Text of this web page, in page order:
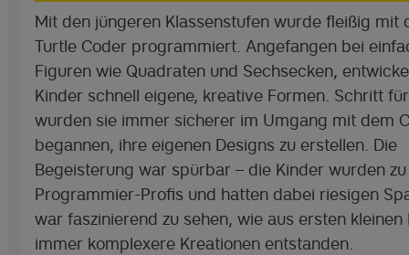
Mit den jüngeren Klassenstufen wurde fleißig mit
Turtle Coder programmiert. Angefangen bei
Figuren wie Quadraten und Sechsecken,
Kinder schnell eigene, kreative Formen. Schritt
wurden sie immer sicherer im Umgang mit dem
begannen, ihre eigenen Designs zu erstellen. Die
Begeisterung war spürbar – die Kinder wurden
Programmier-Profis und hatten dabei riesigen
war faszinierend zu sehen, wie aus ersten kleinen
immer komplexere Kreationen entstanden.